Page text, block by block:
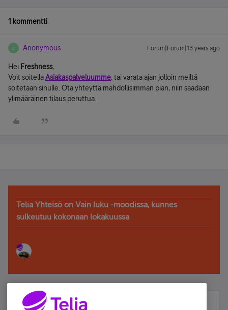
1 kommentti
A Anonymous Forum|Forum|13 years ago
Hei Freshness,
Voit soitellaAsiakaspalveluumme, tai varata ajan jolloin meiltä
soitetaan sinulle. Ota yhteyttä mahdollisimman pian, niin saadaan
ylimääräinen tilaus peruttua.
Telia Yhteisö on Vain luku -moodissa, kunnes
sulkeutuu kokonaan lokakuussa